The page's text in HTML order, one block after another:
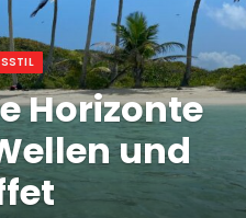
Horizonte
und